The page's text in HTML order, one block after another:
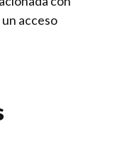
acceso